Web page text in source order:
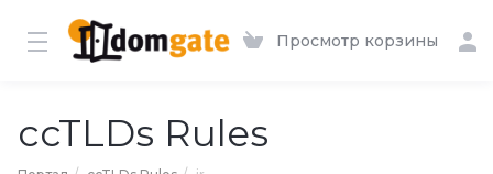
Просмотр корзины
ccTLDs Rules